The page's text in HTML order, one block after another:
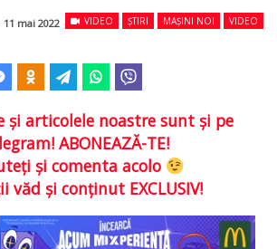
VIDEO ȘTIRI MAȘINI NOI VIDEO
11 mai 2022
şi articolele noastre sunt şi pe
ABONEAZĂ-TE!
şi comenta acolo
văd şi conţinut EXCLUSIV!